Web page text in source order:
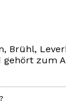
Brühl,
gehört zum